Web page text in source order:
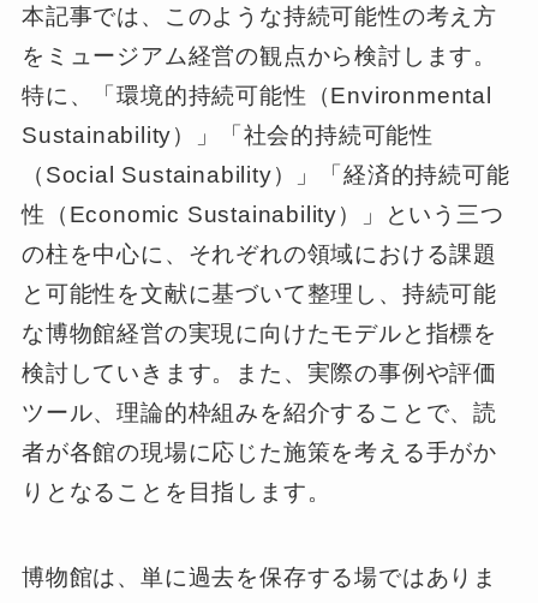
本記事では、このような持続可能性の考え方
をミュージアム経営の観点から検討します。
特に、「環境的持続可能性（Environmental
Sustainability）」「社会的持続可能性
（Social Sustainability）」「経済的持続可能
性（Economic Sustainability）」という三つ
の柱を中心に、それぞれの領域における課題
と可能性を文献に基づいて整理し、持続可能
な博物館経営の実現に向けたモデルと指標を
検討していきます。また、実際の事例や評価
ツール、理論的枠組みを紹介することで、読
者が各館の現場に応じた施策を考える手がか
りとなることを目指します。
博物館は、単に過去を保存する場ではありま